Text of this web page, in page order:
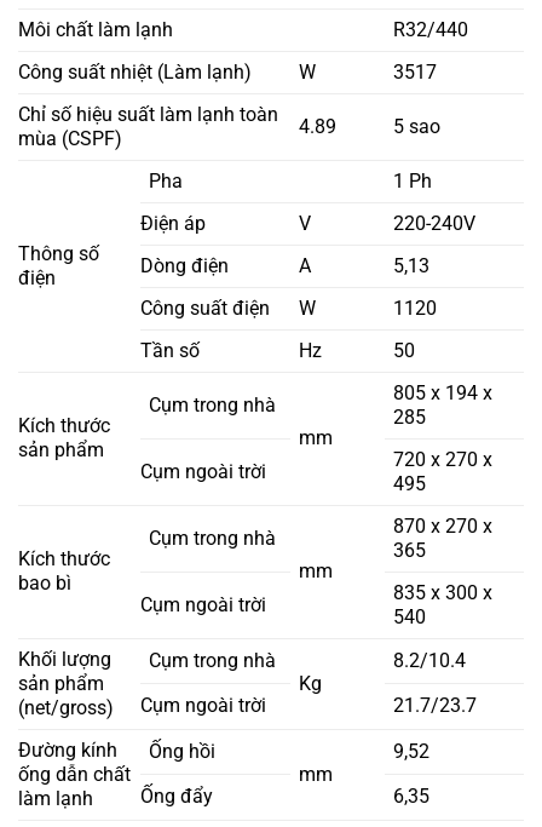
Môi chất làm lạnh
R32/440
Công suất nhiệt (Làm lạnh)
W
3517
Chỉ số hiệu suất làm lạnh toàn
mùa (CSPF)
4.89 5 sao
Thông số
điện
Pha
1 Ph
Điện áp
V
220-240V
Dòng điện
A
5,13
Công suất điện
W
1120
Tần số
Hz 50
Kích thước
sản phẩm
Cụm trong nhà
mm
805 x 194 x
285
Cụm ngoài trời
720 x 270 x
495
Kích thước
bao bì
Cụm trong nhà
mm
870 x 270 x
365
Cụm ngoài trời
835 x 300 x
540
Khối lượng
sản phẩm
(net/gross)
Cụm trong nhà
Kg
8.2/10.4
Cụm ngoài trời
21.7/23.7
Đường kính
ống dẫn chất
làm lạnh
Ống hồi
mm
9,52
Ống đẩy
6,35